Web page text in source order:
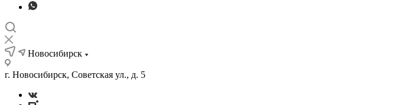
Новосибирск
г. Новосибирск, Советская ул., д. 5